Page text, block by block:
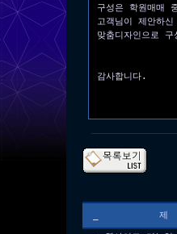
구성은 학원매매
고객님이 제안하
맞춤디자인으로
감사합니다.